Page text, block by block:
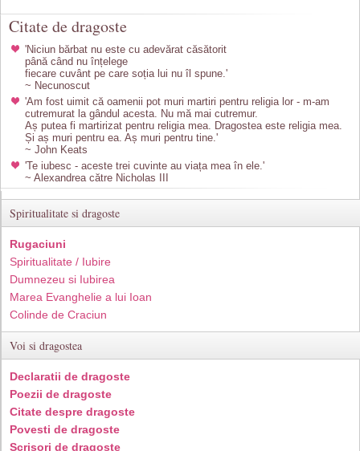
Citate de dragoste
'Niciun bărbat nu este cu adevărat căsătorit
până când nu înțelege
fiecare cuvânt pe care soția lui nu îl spune.'
~ Necunoscut
'Am fost uimit că oamenii pot muri martiri pentru religia lor - m-am
cutremurat la gândul acesta. Nu mă mai cutremur.
Aș putea fi martirizat pentru religia mea. Dragostea este religia mea.
Și aș muri pentru ea. Aș muri pentru tine.'
~ John Keats
'Te iubesc - aceste trei cuvinte au viața mea în ele.'
~ Alexandrea către Nicholas III
Spiritualitate si dragoste
Rugaciuni
Spiritualitate / Iubire
Dumnezeu si Iubirea
Marea Evanghelie a lui Ioan
Colinde de Craciun
Voi si dragostea
Declaratii de dragoste
Poezii de dragoste
Citate despre dragoste
Povesti de dragoste
Scrisori de dragoste